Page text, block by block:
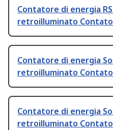
Contatore di energia
retroilluminato
Contatore di energia
retroilluminato
Contatore di energia
retroilluminato